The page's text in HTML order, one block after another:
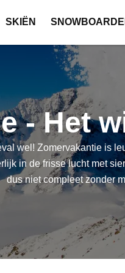
SKIËN
- Het
wel! Zomervakantie is
in de frisse lucht met
dus niet compleet zonder